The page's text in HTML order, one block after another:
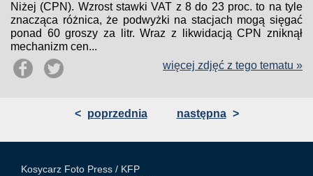
Niżej (CPN). Wzrost stawki VAT z 8 do 23 proc. to na tyle
znacząca różnica, że podwyżki na stacjach mogą sięgać
ponad 60 groszy za litr. Wraz z likwidacją CPN zniknął
mechanizm cen...
więcej zdjęć z tego tematu »
< poprzednia następna >
Kosycarz Foto Press / KFP